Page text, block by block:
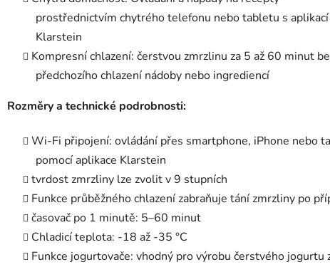
prostřednictvím chytrého telefonu nebo tabletu s aplikací
Klarstein
Kompresní chlazení: čerstvou zmrzlinu za 5 až 60 minut
předchozího chlazení nádoby nebo ingrediencí
Rozměry a technické podrobnosti:
Wi-Fi připojení: ovládání přes smartphone, iPhone nebo
pomocí aplikace Klarstein
tvrdost zmrzliny lze zvolit v 9 stupních
Funkce průběžného chlazení zabraňuje tání zmrzliny po
časovač po 1 minutě: 5–60 minut
Chladicí teplota: -18 až -35 °C
Funkce jogurtovače: vhodný pro výrobu čerstvého jogurtu